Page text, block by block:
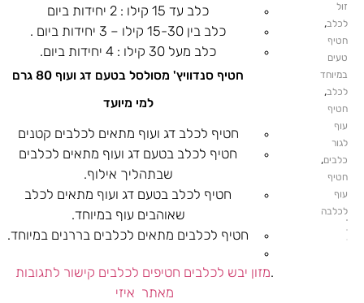
זול
לכלב,
חטיף
טעים
במיוחד
לכלב,
חטיף
עוף
לגור
כלבים,
חטיף
עוף
לכלבה
כלב עד 15 קילו : 2 יחידות ביום
כלב בין 15-30 קילו – 3 יחידות ביום .
כלב מעל 30 קילו : 4 יחידות ביום.
חטיף סנדוויץ' מסולסל בטעם דג ועוף 80 גרם
למי מיועד
חטיף לכלב דג ועוף מתאים לכלבים קטנים
חטיף לכלב בטעם דג ועוף מתאים לכלבים
שבתהליך אילוף.
חטיף לכלב בטעם דג ועוף מתאים לכלב
שאוהבים עוף במיוחד.
חטיף לכלבים מתאים לכלבים בררנים במיוחד.
.מזון יבש לכלבים חטיפים לכלבים קישור לתגובות
מאתר איזי